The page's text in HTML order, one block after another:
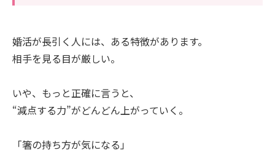
婚活が長引く人には、ある特徴があります。
相手を見る目が厳しい。
いや、もっと正確に言うと、
“減点する力”がどんどん上がっていく。
「箸の持ち方が気になる」